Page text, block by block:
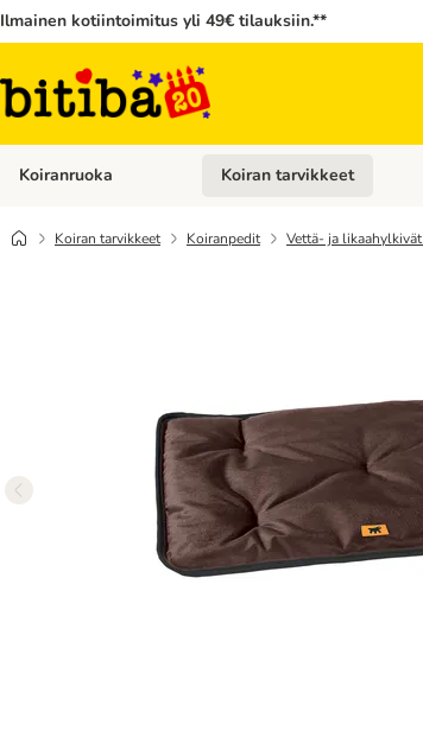
Ilmainen kotiintoimitus yli 49€ tilauksiin.**
Koiranruoka Avaa kategoriavalikko:
Koiran tarvikkeet
Koiran tarvikkeet Koiranpedit Vettä- ja